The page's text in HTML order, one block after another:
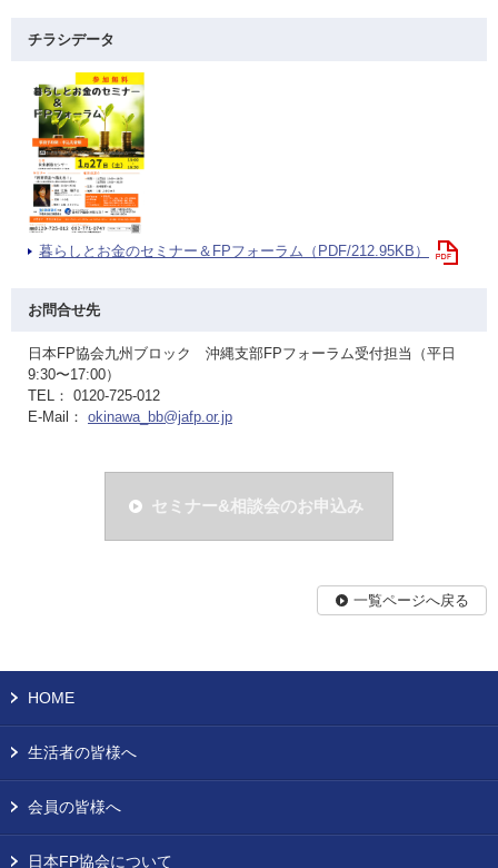
チラシデータ
暮らしとお金のセミナー＆FPフォーラム（PDF/212.95KB）
お問合せ先
日本FP協会九州ブロック 沖縄支部FPフォーラム受付担当（平日
9:30〜17:00）
TEL： 0120-725-012
E-Mail： okinawa_bb@jafp.or.jp
セミナー&相談会のお申込み
一覧ページへ戻る
HOME
生活者の皆様へ
会員の皆様へ
日本FP協会について